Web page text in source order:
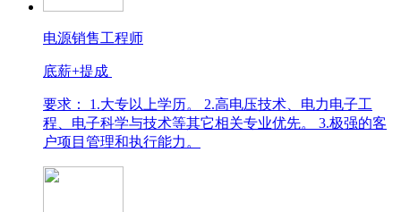
电源销售工程师
底薪+提成
要求： 1.大专以上学历。 2.高电压技术、电力电子工
程、电子科学与技术等其它相关专业优先。 3.极强的客
户项目管理和执行能力。